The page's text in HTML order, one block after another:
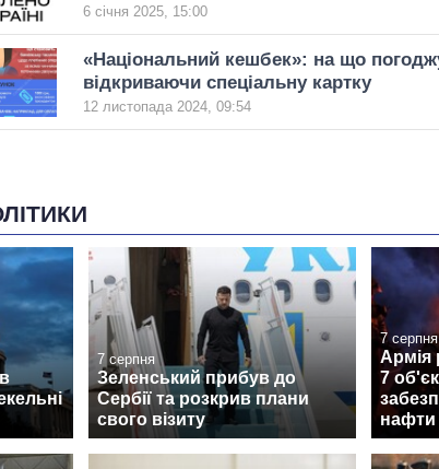
6 січня 2025, 15:00
«Національний кешбек»: на що
відкриваючи спеціальну картку
12 листопада 2024, 09:54
7 серпня
Зеленський прибув до
Сербії та розкрив плани
свого візиту
7 серпня
Армія
7
нафти